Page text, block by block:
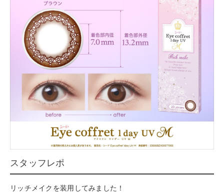
スタッフレポ
リッチメイクを装用してみました！